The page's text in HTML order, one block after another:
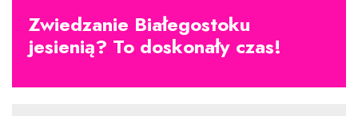
Zwiedzanie Białegostoku
jesienią? To doskonały czas!